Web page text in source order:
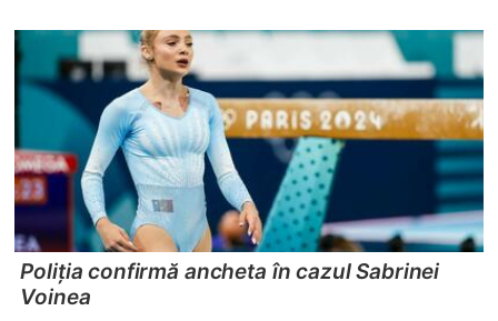
Poliția confirmă ancheta în cazul Sabrinei
Voinea